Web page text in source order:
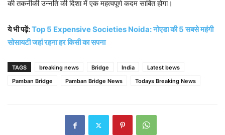
की तकनीकी उन्नति की दिशा में एक महत्वपूर्ण कदम साबित होगा।
ये भी पढ़ें:Top 5 Expensive Societies Noida: नोएडा की 5 सबसे महंगी
सोसायटी जहां रहना हर किसी का सपना
TAGS breaking news Bridge India
Latest bews
Pamban Bridge
Pamban Bridge News Todays Breaking News